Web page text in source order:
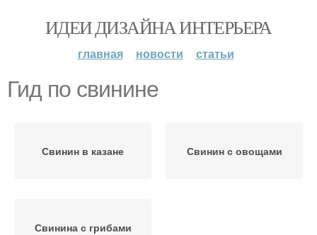
ИДЕИ ДИЗАЙНА ИНТЕРЬЕРА
главная новости статьи
Гид по свинине
Свинин в казане Свинин с овощами
Свинина с грибами